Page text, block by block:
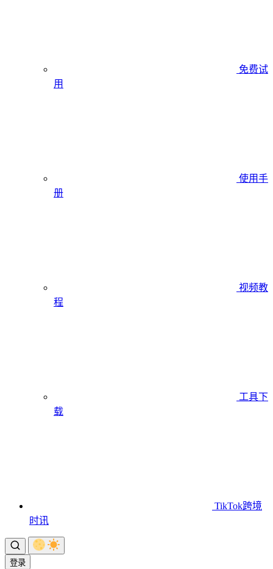
免费试
用
使用手
册
视频教
程
工具下
载
TikTok跨境
时讯
登录